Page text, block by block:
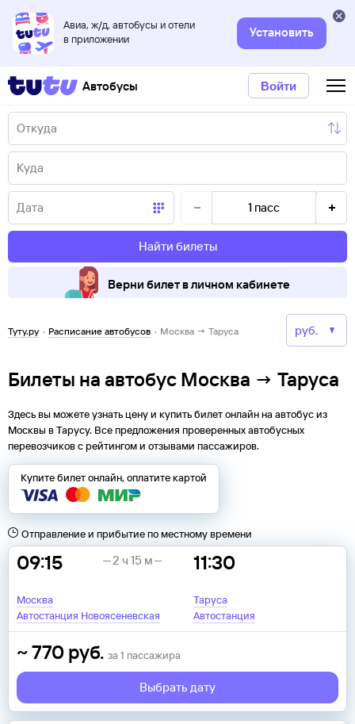
Авиа, ж/д, автобусы и отели
в приложении
Установить
Автобусы Войти
1 пасс
Найти билеты
Верни билет в личном кабинете
Туту.ру · Расписание автобусов · Москва → Таруса
Билеты на автобус Москва → Таруса
Здесь вы можете узнать цену и купить билет онлайн на автобус из
МосквывТарусу. Все предложения проверенных автобусных
перевозчиков с рейтингом и отзывами пассажиров.
Купите билет онлайн, оплатите картой
Отправление и прибытие по местному времени
09:15
Москва
Автостанция Новоясеневская
11:30
Таруса
Автостанция
2 ч 15 м
~770 руб. за 1 пассажира
Выбрать дату